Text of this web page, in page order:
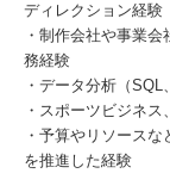
ディレクション経験
・制作会社や事業
務経験
・データ分析（
・スポーツビジネ
・予算やリソース
を推進した経験